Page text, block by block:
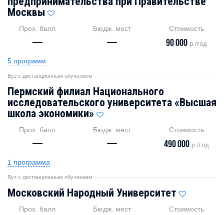
Москвы
Прох. балл
—
Бюдж. мест
—
Стоимость
90 000 р./год
5 программ
Вуз с дистанционным обучением
Пермский филиал Национального
исследовательского университета «Высшая
школа экономики»
Прох. балл
—
Бюдж. мест
—
Стоимость
490 000 р./год
1 программа
Вуз с дистанционным обучением
Московский Народный Университет
Прох. балл Бюдж. мест Стоимость